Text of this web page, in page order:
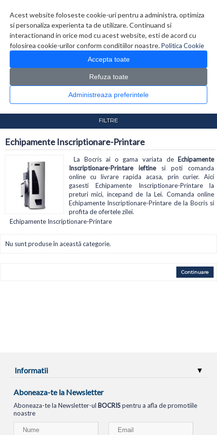
Acest website foloseste cookie-uri pentru a administra, optimiza
si personaliza experienta ta de utilizare. Continuand si
interactionand in orice mod cu acest website, esti de acord cu
folosirea cookie-urilor conform conditiilor noastre.Politica Cookie
Accepta toate
Refuza toate
Administreaza preferintele
0 produs(e)
CATALOG PRODUSE
> Echipamente Inscriptionare-
FILTRE
Echipamente Inscriptionare-Printare
La Bocris ai o gama variata de Echipamente
Inscriptionare-Printare ieftinesi poti comanda
online cu livrare rapida acasa, prin curier. Aici
gasesti Echipamente Inscriptionare-Printare la
preturi mici, incepand de la Lei. Comanda online
Echipamente Inscriptionare-Printare de la Bocris si
profita de ofertele zilei.
Echipamente Inscriptionare-Printare
Nu sunt produse în această categorie.
Continuare
Informatii
Aboneaza-te la Newsletter
Aboneaza-te la Newsletter-ul BOCRISpentru a afla de promotiile
noastre